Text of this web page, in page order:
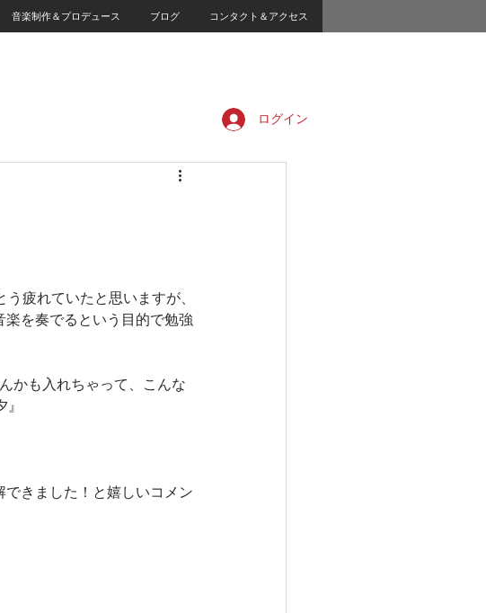
音楽制作＆プロデュース ブログ コンタクト＆アクセス
ログイン
疲れていたと思いますが、
を奏でるという目的で勉強
かも入れちゃって、こんな
きました！と嬉しいコメン